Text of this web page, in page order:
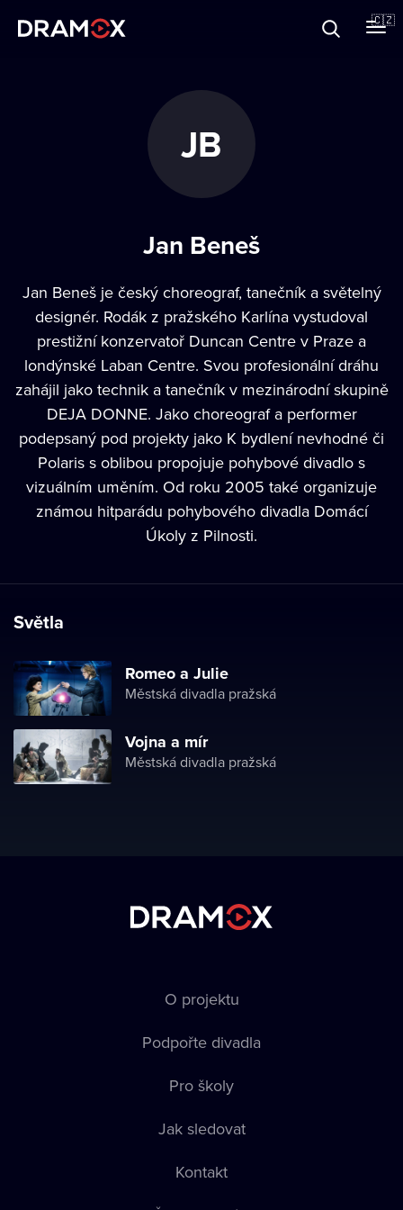
🇨🇿
JB
Jan Beneš
Jan Beneš je český choreograf, tanečník a světelný
designér. Rodák z pražského Karlína vystudoval
prestižní konzervatoř Duncan Centre v Praze a
londýnské Laban Centre. Svou profesionální dráhu
zahájil jako technik a tanečník v mezinárodní skupině
DEJA DONNE. Jako choreograf a performer
podepsaný pod projekty jako K bydlení nevhodné či
Polaris s oblibou propojuje pohybové divadlo s
vizuálním uměním. Od roku 2005 také organizuje
známou hitparádu pohybového divadla Domácí
Úkoly z Pilnosti.
Světla
Romeo a Julie
Městská divadla pražská
Vojna a mír
Městská divadla pražská
O projektu
Podpořte divadla
Pro školy
Jak sledovat
Kontakt